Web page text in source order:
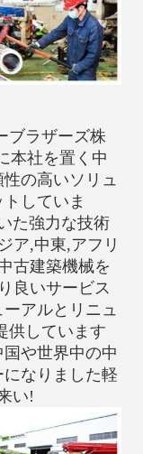
ブラザーズ株
本社を置く中
の高いソリュ
していま
た強力な技術
ア,中東,アフリ
古建築機械を
良いサービス
アルとリニュ
供しています
や世界中の中
なりました軽
い!